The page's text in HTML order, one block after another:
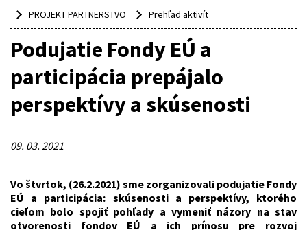
PROJEKT PARTNERSTVO
Prehľad aktivít
Podujatie Fondy EÚ a
participácia prepájalo
perspektívy a skúsenosti
09. 03. 2021
Vo štvrtok, (26.2.2021) sme zorganizovali podujatie Fondy
EÚ a participácia: skúsenosti a perspektívy, ktorého
cieľom bolo spojiť pohľady a vymeniť názory na stav
otvorenosti fondov EÚ a ich prínosu pre rozvoj